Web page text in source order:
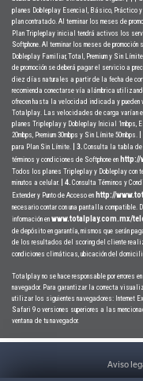
planes Dobleplay Esencial, Básico, Práctico
plan contratado. Al terminar los meses de
Plan Tripleplay inicial tendrá activos los
Softphone. Al terminar los meses de
Dobleplay Familiar, Total, Premium y Sin
de promoción se deberá pagar el servicio a
diez días naturales a partir de la fecha de
recomienda conectarse vía alámbrica
ofrecen hasta la velocidad indicada y
Totalplay. Las velocidades de carga varían
planes Tripleplay y Dobleplay Inicial 1mbps,
20mbps, Premium 30mbps y Sin Límite 50mbps.
para Plan Sin Límite.
| 3. Consulta la tabla
términos y condiciones de Softphone en
Todos los planes Tripleplay y Dobleplay con
minutos a celular.
| 4. Consulta Términos y
Extender y Punto de Acceso en http://
necesario contar con una pantalla
información en www.totalplay.com.mx/
de depósito en garantía, mismos que serán
de los resultados del scoring del cliente
condiciones climáticas, ubicación del
Totalplay no se hace responsable por errores
navegador. Para garantizar la correcta
utilizar los siguientes navegadores: Internet
Safari 9 o versiones superiores a las
ventana de tu navegador.
Aviso